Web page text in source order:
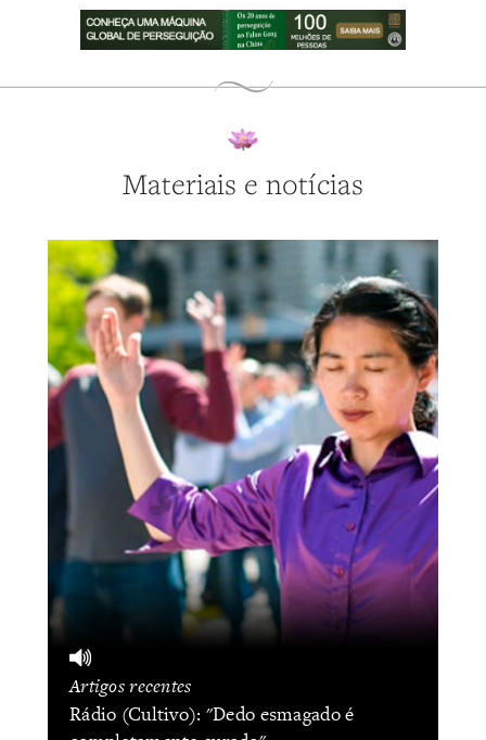
Materiais e notícias
Artigos recentes
Rádio (Cultivo): "​Dedo esmagado é